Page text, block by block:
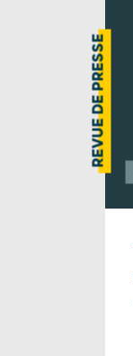
REVUE DE PRESSE